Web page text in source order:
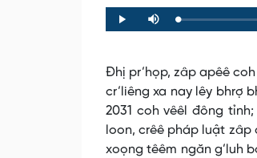
Play Mute Loaded:
0%
Progress:
0%
Đhị pr’họp, zâp apêê
cr’liêng xa nay lêy bhrợ
2031 coh vêêl đông
loon, crêê pháp luật zâp
xoọng têêm ngăn g’luh